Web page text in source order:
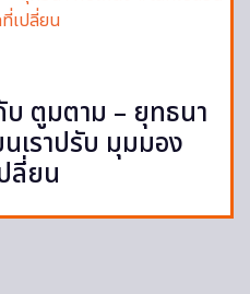
ตูมตาม – ยุทธนา
เราปรับ มุมมอง
ลี่ยน